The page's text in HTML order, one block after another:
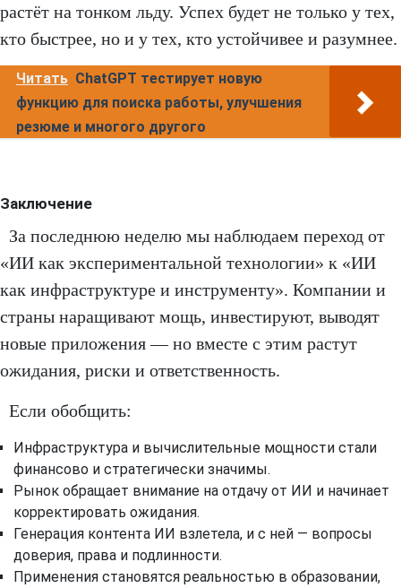
растёт на тонком льду. Успех будет не только у тех,
кто быстрее, но и у тех, кто устойчивее и разумнее.
Читать ChatGPT тестирует новую
функцию для поиска работы, улучшения
резюме и многого другого
Заключение
За последнюю неделю мы наблюдаем переход от
«ИИ как экспериментальной технологии» к «ИИ
как инфраструктуре и инструменту». Компании и
страны наращивают мощь, инвестируют, выводят
новые приложения — но вместе с этим растут
ожидания, риски и ответственность.
Если обобщить:
Инфраструктура и вычислительные мощности стали
финансово и стратегически значимы.
Рынок обращает внимание на отдачу от ИИ и начинает
корректировать ожидания.
Генерация контента ИИ взлетела, и с ней — вопросы
доверия, права и подлинности.
Применения становятся реальностью в образовании,